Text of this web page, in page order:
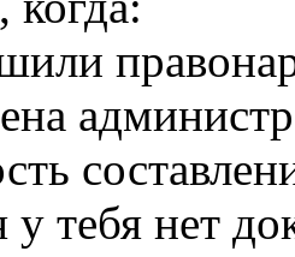
у тебя нет